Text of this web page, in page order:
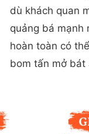
dù khách quan
quảng bá mạnh
hoàn toàn có
bom tấn mở bát